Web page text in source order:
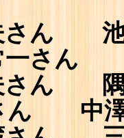
ん 池
さん
ん 隅
中澤